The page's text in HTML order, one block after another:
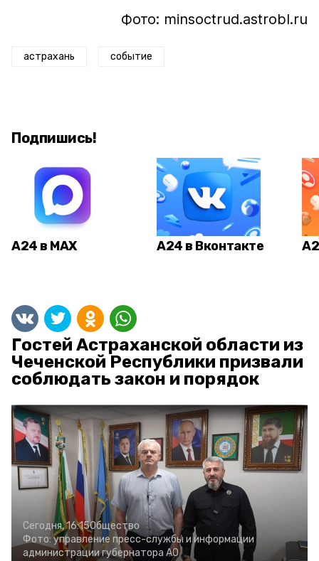
Фото: minsoctrud.astrobl.ru
астрахань событие
Подпишись!
А24 в MAX А24 в Вконтакте
Гостей Астраханской области из
Чеченской Республики призвали
соблюдать закон и порядок
Сегодня, 16:15Общество
Фото: управление пресс-службы и информации
администрации губернатора АО